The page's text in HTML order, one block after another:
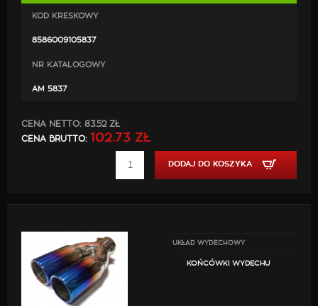
KOD KRESKOWY
8586009105837
NR KATALOGOWY
AM 5837
CENA NETTO: 83.52 ZŁ
CENA BRUTTO: 102.73 ZŁ
DODAJ DO KOSZYKA
UKŁAD WYDECHOWY
KOŃCÓWKI WYDECHU